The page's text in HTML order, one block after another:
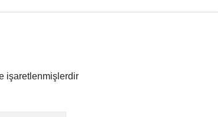
işaretlenmişlerdir